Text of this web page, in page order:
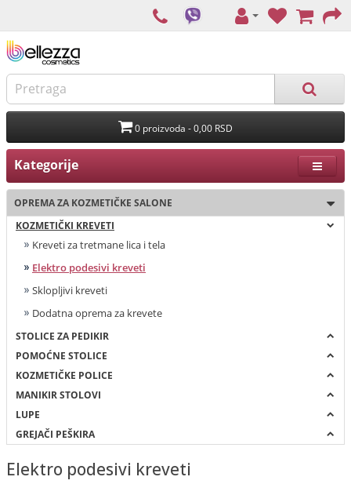
0 proizvoda - 0,00 RSD
Kategorije
OPREMA ZA KOZMETIČKE SALONE
KOZMETIČKI KREVETI
Kreveti za tretmane lica i tela
Elektro podesivi kreveti
Sklopljivi kreveti
Dodatna oprema za krevete
STOLICE ZA PEDIKIR
POMOĆNE STOLICE
KOZMETIČKE POLICE
MANIKIR STOLOVI
LUPE
GREJAČI PEŠKIRA
Elektro podesivi kreveti